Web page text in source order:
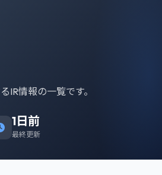
IR情報の一覧です。
1日前
最終更新